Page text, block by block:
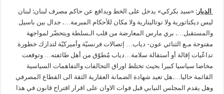
الديار: «سيد بكركي» يدخل على الخط ويدافع عن حاكم مصرف لبنان: لبنان
ليس ديكتاتورية ولا توتاليتارية ولا مكان للأحكام المبرمة…. جدال بين باسيل
والمستقبل…. بري مارس المعارضة من قلب الـسلطة ويتحضّر لمواجهة
مفتوحة مـع الثنائي عون- دياب… إتصالات فرنسيّة وأميركيّة لتدارك خطورة
تداعّيات إقالة أو أستقالة سلامة…دياب مُطوّق من أهل طائفته… وتوقعت
مخاضا سياسيا كبيرا بحيث تختلط اوراق التحالفات والتفاهمات السياسية
القائمة حاليا….هل تعيد شهادة الضمانة العقارية الثقة الى القطاع المصرفي
وهل يقدم المجلس النيابي قبل فوات الاوان على اقرار اقتراح قانون في هذا